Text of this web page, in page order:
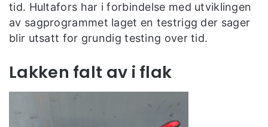
tid. Hultafors har i forbindelse med utviklingen
av sagprogrammet laget en testrigg der sager
blir utsatt for grundig testing over tid.
Lakken falt av i flak